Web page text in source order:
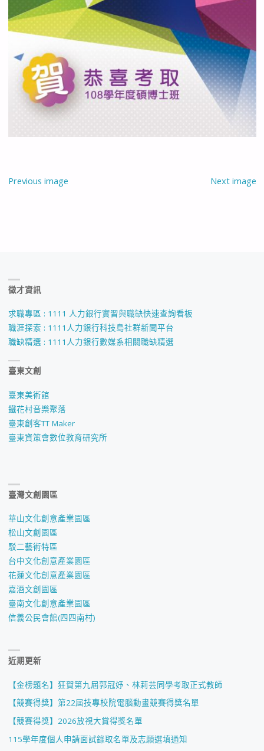
Previous image Next image
徵才資訊
求職專區 : 1111 人力銀行實習與職缺快速查詢看板
職涯探索 : 1111人力銀行科技島社群新聞平台
職缺精選 : 1111人力銀行數媒系相關職缺精選
臺東文創
臺東美術館
鐵花村音樂聚落
臺東創客TT Maker
臺東資策會數位教育研究所
臺灣文創園區
華山文化創意產業園區
松山文創園區
駁二藝術特區
台中文化創意產業園區
花蓮文化創意產業園區
嘉酒文創園區
臺南文化創意產業園區
信義公民會館(四四南村)
近期更新
【金榜題名】狂賀第九屆郭冠妤、林莉芸同學考取正式教師
【競賽得獎】第22屆技專校院電腦動畫競賽得獎名單
【競賽得獎】2026放視大賞得獎名單
115學年度個人申請面試錄取名單及志願選填通知